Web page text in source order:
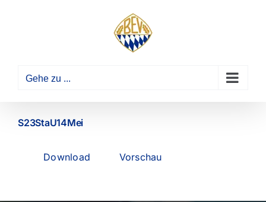
Gehe zu ...
S23StaU14Mei
Download Vorschau